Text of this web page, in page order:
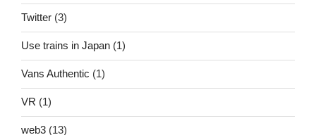
Twitter (3)
Use trains in Japan (1)
Vans Authentic (1)
VR (1)
web3 (13)